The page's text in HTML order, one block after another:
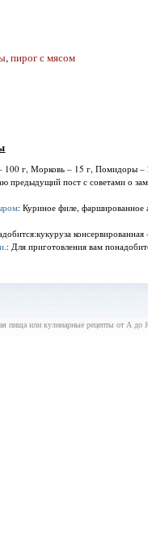
,пирог с мясом
г, Морковь – 15 г, Помидоры –
предыдущий пост с советами о
: Куриное филе, фаршированное
: Для приготовления вам
пища или кулинарные рецепты от А до